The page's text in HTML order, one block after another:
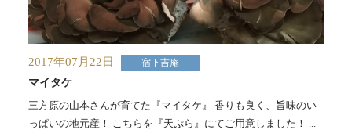
2017年07月22日 宿下吉庵
マイタケ
三方原の山本さんが育てた『マイタケ』 香りも良く、旨味のい
っぱいの地元産！ こちらを『天ぷら』にてご用意しました！ ...